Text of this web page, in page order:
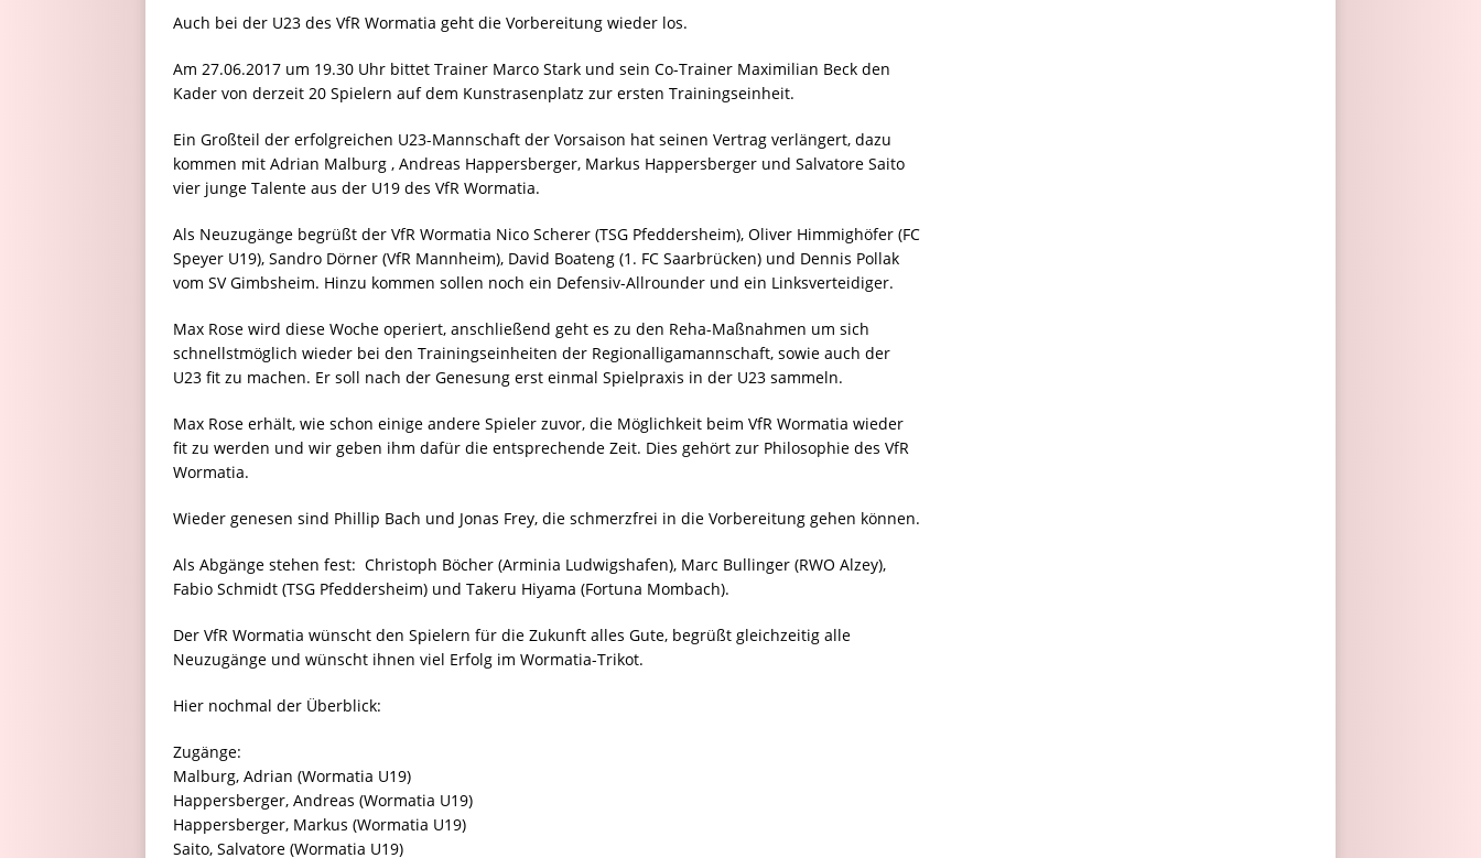
Auch bei der U23 des VfR Wormatia geht die Vorbereitung wieder los.
Am 27.06.2017 um 19.30 Uhr bittet Trainer Marco Stark und sein Co-Trainer Maximilian Beck den
Kader von derzeit 20 Spielern auf dem Kunstrasenplatz zur ersten Trainingseinheit.
Ein Großteil der erfolgreichen U23-Mannschaft der Vorsaison hat seinen Vertrag verlängert, dazu
kommen mit Adrian Malburg , Andreas Happersberger, Markus Happersberger und Salvatore Saito
vier junge Talente aus der U19 des VfR Wormatia.
Als Neuzugänge begrüßt der VfR Wormatia Nico Scherer (TSG Pfeddersheim), Oliver Himmighöfer (FC
Speyer U19), Sandro Dörner (VfR Mannheim), David Boateng (1. FC Saarbrücken) und Dennis Pollak
vom SV Gimbsheim. Hinzu kommen sollen noch ein Defensiv-Allrounder und ein Linksverteidiger.
Max Rose wird diese Woche operiert, anschließend geht es zu den Reha-Maßnahmen um sich
schnellstmöglich wieder bei den Trainingseinheiten der Regionalligamannschaft, sowie auch der
U23 fit zu machen. Er soll nach der Genesung erst einmal Spielpraxis in der U23 sammeln.
Max Rose erhält, wie schon einige andere Spieler zuvor, die Möglichkeit beim VfR Wormatia wieder
fit zu werden und wir geben ihm dafür die entsprechende Zeit. Dies gehört zur Philosophie des VfR
Wormatia.
Wieder genesen sind Phillip Bach und Jonas Frey, die schmerzfrei in die Vorbereitung gehen können.
Als Abgänge stehen fest: Christoph Böcher (Arminia Ludwigshafen), Marc Bullinger (RWO Alzey),
Fabio Schmidt (TSG Pfeddersheim) und Takeru Hiyama (Fortuna Mombach).
Der VfR Wormatia wünscht den Spielern für die Zukunft alles Gute, begrüßt gleichzeitig alle
Neuzugänge und wünscht ihnen viel Erfolg im Wormatia-Trikot.
Hier nochmal der Überblick:
Zugänge:
Malburg, Adrian (Wormatia U19)
Happersberger, Andreas (Wormatia U19)
Happersberger, Markus (Wormatia U19)
Saito, Salvatore (Wormatia U19)